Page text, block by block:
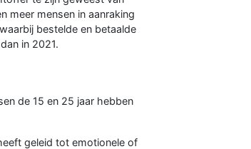
meer mensen in aanraking
bestelde en betaalde
in 2021.
de 15 en 25 jaar hebben
geleid tot emotionele of